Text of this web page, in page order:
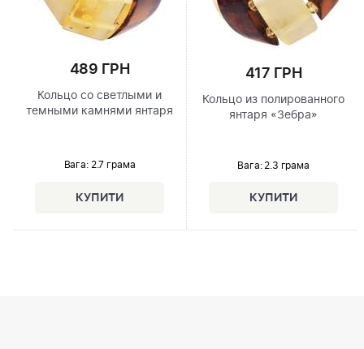
489 ГРН
Кольцо со светлыми и
темными камнями янтаря
Вага: 2.7 грама
417 ГРН
Кольцо из полированного
янтаря «Зебра»
Вага: 2.3 грама